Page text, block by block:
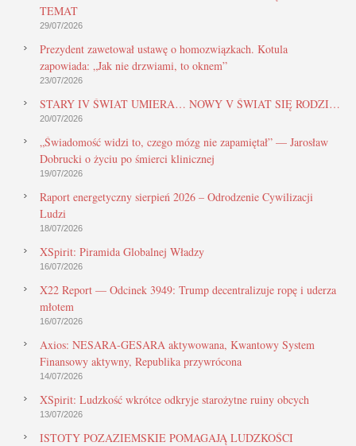
TEMAT
29/07/2026
Prezydent zawetował ustawę o homozwiązkach. Kotula
zapowiada: „Jak nie drzwiami, to oknem”
23/07/2026
STARY IV ŚWIAT UMIERA… NOWY V ŚWIAT SIĘ RODZI…
20/07/2026
„Świadomość widzi to, czego mózg nie zapamiętał” — Jarosław
Dobrucki o życiu po śmierci klinicznej
19/07/2026
Raport energetyczny sierpień 2026 – Odrodzenie Cywilizacji
Ludzi
18/07/2026
XSpirit: Piramida Globalnej Władzy
16/07/2026
X22 Report — Odcinek 3949: Trump decentralizuje ropę i uderza
młotem
16/07/2026
Axios: NESARA-GESARA aktywowana, Kwantowy System
Finansowy aktywny, Republika przywrócona
14/07/2026
XSpirit: Ludzkość wkrótce odkryje starożytne ruiny obcych
13/07/2026
ISTOTY POZAZIEMSKIE POMAGAJĄ LUDZKOŚCI